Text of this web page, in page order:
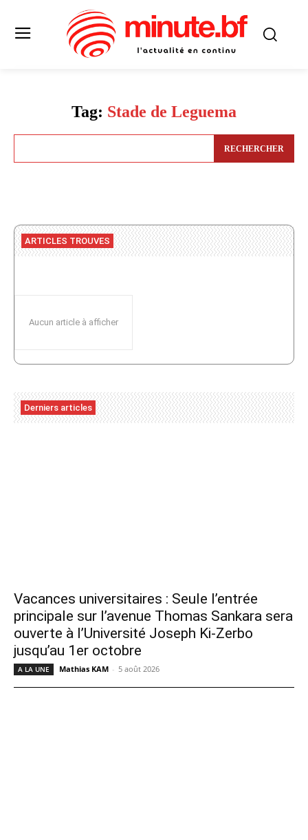
Tag: Stade de Leguema
RECHERCHER
ARTICLES TROUVES
Aucun article à afficher
Derniers articles
Vacances universitaires : Seule l’entrée
principale sur l’avenue Thomas Sankara sera
ouverte à l’Université Joseph Ki-Zerbo
jusqu’au 1er octobre
A LA UNE Mathias KAM - 5 août 2026